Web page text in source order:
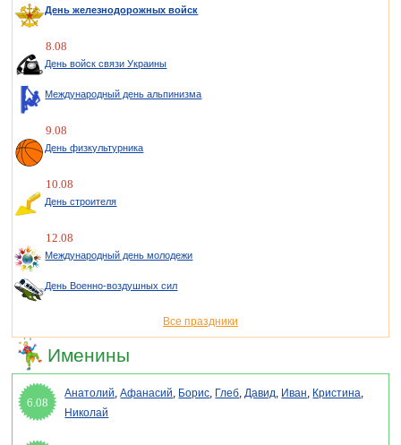
День железнодорожных войск
8.08
День войск связи Украины
Международный день альпинизма
9.08
День физкультурника
10.08
День строителя
12.08
Международный день молодежи
День Военно-воздушных сил
Все праздники
Именины
6.08
Анатолий,Афанасий, Борис, Глеб,Давид, Иван, Кристина,
Николай